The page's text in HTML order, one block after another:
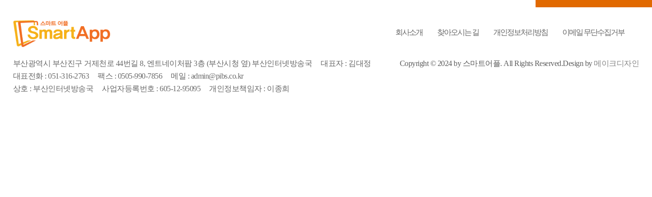
회사소개 찾아오시는 길 개인정보처리방침 이메일 무단수집거부
부산광역시 부산진구 거제천로 44번길 8, 엔트네이처팜 3층 (부산시청 옆) 부산인터넷방송국
대표자 : 김대정
대표전화 : 051-316-2763
팩스 : 0505-990-7856
메일 : admin@pibs.co.kr
상호 : 부산인터넷방송국
사업자등록번호 : 605-12-95095 개인정보책임자 : 이종희
Copyright © 2024 by 스마트어플. All Rights Reserved.Design by 메이크디자인